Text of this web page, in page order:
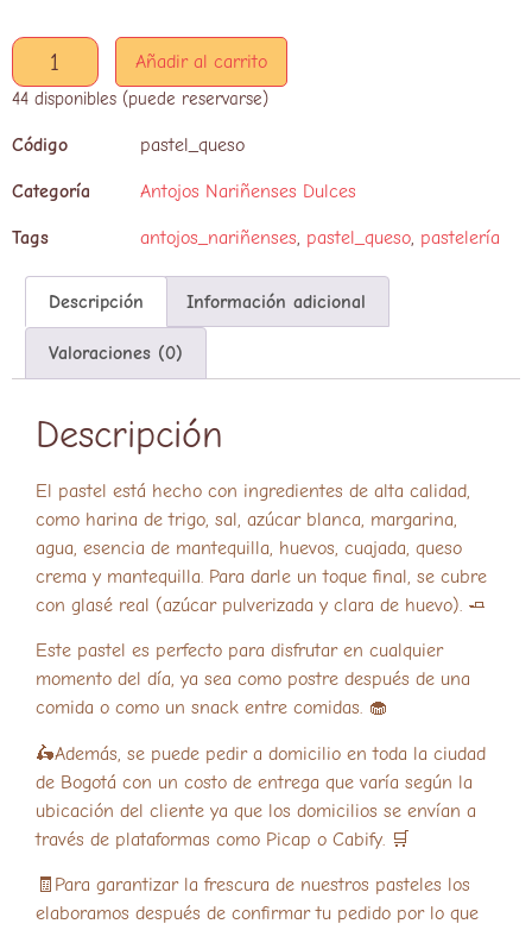
Añadir al carrito
44 disponibles (puede reservarse)
Código pastel_queso
Categoría Antojos Nariñenses Dulces
Tags antojos_nariñenses, pastel_queso, pastelería
Descripción Información adicional
Valoraciones (0)
Descripción
El pastel está hecho con ingredientes de alta calidad,
como harina de trigo, sal, azúcar blanca, margarina,
agua, esencia de mantequilla, huevos, cuajada, queso
crema y mantequilla. Para darle un toque final, se cubre
con glasé real (azúcar pulverizada y clara de huevo). 🧈
Este pastel es perfecto para disfrutar en cualquier
momento del día, ya sea como postre después de una
comida o como un snack entre comidas. 🧁
🛵Además, se puede pedir a domicilio en toda la ciudad
de Bogotá con un costo de entrega que varía según la
ubicación del cliente ya que los domicilios se envían a
través de plataformas como Picap o Cabify. 🛒
🧾Para garantizar la frescura de nuestros pasteles los
elaboramos después de confirmar tu pedido por lo que